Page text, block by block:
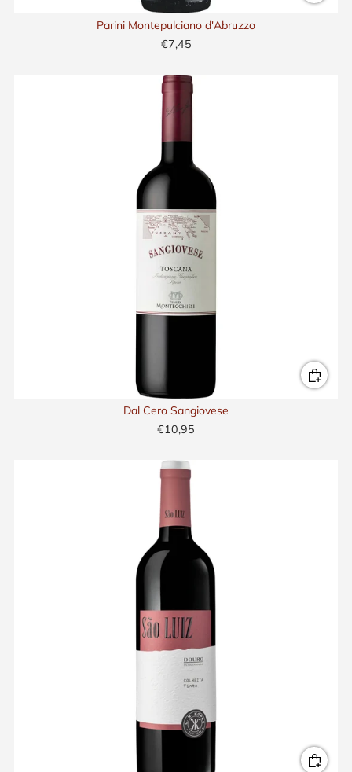
Parini Montepulciano d'Abruzzo
€7,45
Dal Cero Sangiovese
€10,95